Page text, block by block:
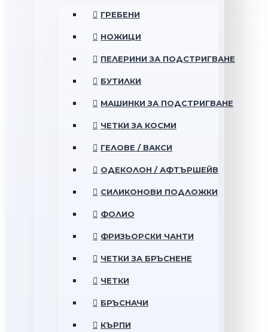
ГРЕБЕНИ
НОЖИЦИ
ПЕЛЕРИНИ ЗА ПОДСТРИГВАНЕ
БУТИЛКИ
МАШИНКИ ЗА ПОДСТРИГВАНЕ
ЧЕТКИ ЗА КОСМИ
ГЕЛОВЕ / ВАКСИ
ОДЕКОЛОН / АФТЪРШЕЙВ
СИЛИКОНОВИ ПОДЛОЖКИ
ФОЛИО
ФРИЗЬОРСКИ ЧАНТИ
ЧЕТКИ ЗА БРЪСНЕНЕ
ЧЕТКИ
БРЪСНАЧИ
КЪРПИ